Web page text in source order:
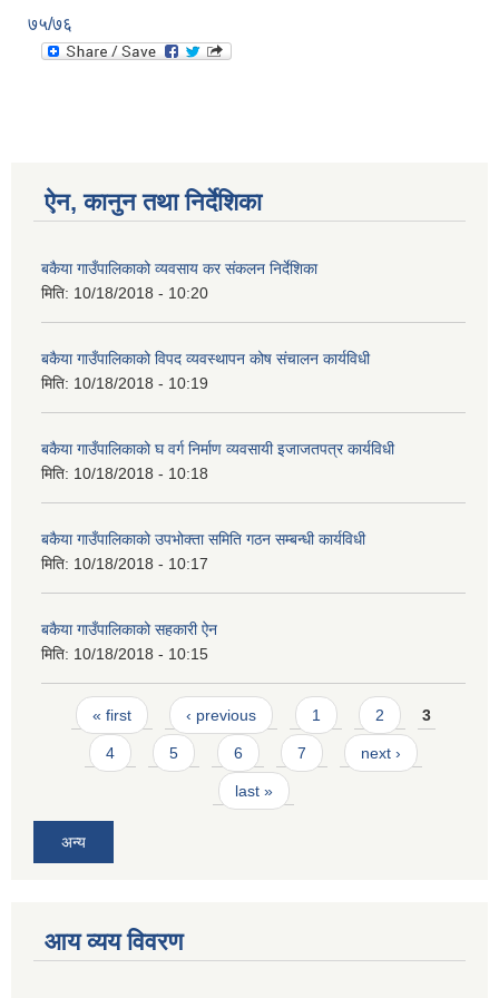
७५/७६
ऐन, कानुन तथा निर्देशिका
बकैया गाउँपालिकाको व्यवसाय कर संकलन निर्देशिका
मिति: 10/18/2018 - 10:20
बकैया गाउँपालिकाको विपद व्यवस्थापन कोष संचालन कार्यविधी
मिति: 10/18/2018 - 10:19
बकैया गाउँपालिकाको घ वर्ग निर्माण व्यवसायी इजाजतपत्र कार्यविधी
मिति: 10/18/2018 - 10:18
बकैया गाउँपालिकाको उपभोक्ता समिति गठन सम्बन्धी कार्यविधी
मिति: 10/18/2018 - 10:17
बकैया गाउँपालिकाको सहकारी ऐन
मिति: 10/18/2018 - 10:15
Pages
« first ‹ previous 1 2 3
4 5 6 7 next ›
last »
अन्य
आय व्यय विवरण